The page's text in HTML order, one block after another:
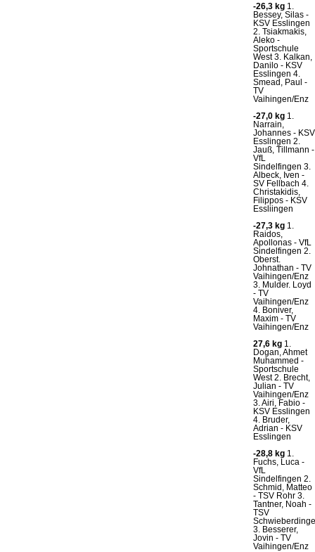
-26,3 kg 1.
Bessey, Silas -
KSV Esslingen
2. Tsiakmakis,
Aleko -
Sportschule
West 3. Kalkan,
Danilo - KSV
Esslingen 4.
Smead, Paul -
TV
Vaihingen/Enz
-27,0 kg 1.
Narrain,
Johannes - KSV
Esslingen 2.
Jauß, Tillmann -
VfL
Sindelfingen 3.
Albeck, Iven -
SV Fellbach 4.
Christakidis,
Filippos - KSV
Essliingen
-27,3 kg 1.
Raidos,
Apollonas - VfL
Sindelfingen 2.
Oberst.
Johnathan - TV
Vaihingen/Enz
3. Mulder. Loyd
- TV
Vaihingen/Enz
4. Boniver,
Maxim - TV
Vaihingen/Enz
27,6 kg 1.
Dogan, Ahmet
Muhammed -
Sportschule
West 2. Brecht,
Julian - TV
Vaihingen/Enz
3. Airi, Fabio -
KSV Esslingen
4. Bruder,
Adrian - KSV
Esslingen
-28,8 kg 1.
Fuchs, Luca -
VfL
Sindelfingen 2.
Schmid, Matteo
- TSV Rohr 3.
Tantner, Noah -
TSV
3. Besserer,
Jovin - TV
Vaihingen/Enz